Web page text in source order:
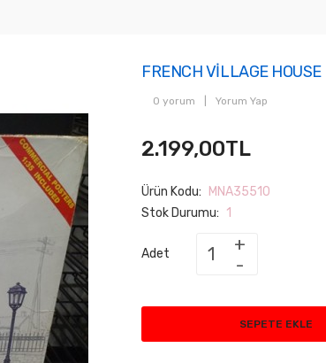
FRENCH VİLLAGE HOUSE
0 yorum Yorum Yap
2.199,00TL
Ürün Kodu:
MNA35510
Stok Durumu: 1
Adet
SEPETE EKLE